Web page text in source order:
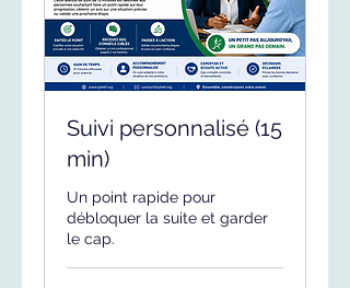
Suivi personnalisé (15
min)
Un point rapide pour
débloquer la suite et garder
le cap.